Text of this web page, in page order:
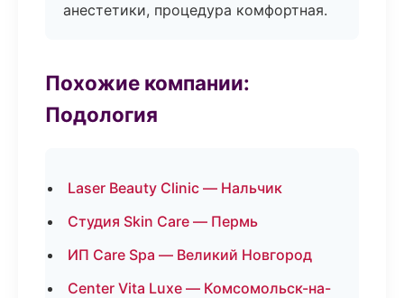
анестетики, процедура комфортная.
Похожие компании:
Подология
Laser Beauty Clinic — Нальчик
Студия Skin Care — Пермь
ИП Care Spa — Великий Новгород
Center Vita Luxe — Комсомольск-на-